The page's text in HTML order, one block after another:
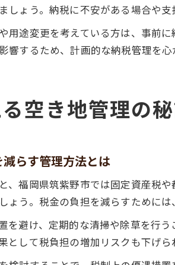
しょう。納税に不安がある場合や
用途変更を考えている方は、事前
響するため、計画的な納税管理を心
空き地管理の
らす管理方法とは
、福岡県筑紫野市では固定資産税
ょう。税金の負担を減らすために
を避け、定期的な清掃や除草を行
として税負担の増加リスクも下げ